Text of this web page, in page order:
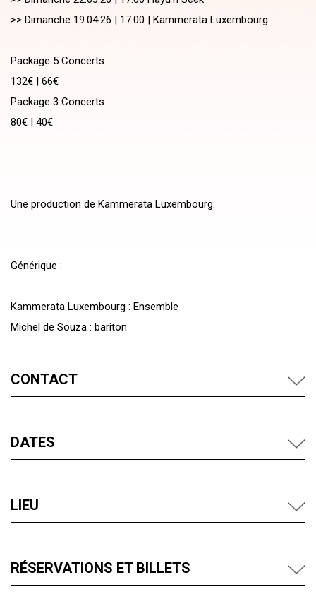
>> Dimanche 19.04.26 | 17:00 | Kammerata Luxembourg
Package 5 Concerts
132€ | 66€
Package 3 Concerts
80€ | 40€
Une production de Kammerata Luxembourg.
Générique :
Kammerata Luxembourg : Ensemble
Michel de Souza : bariton
CONTACT
DATES
LIEU
RÉSERVATIONS ET BILLETS